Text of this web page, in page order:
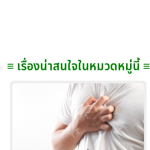
≡ เรื่องน่าสนใจในหมวดหมู่นี้ ≡